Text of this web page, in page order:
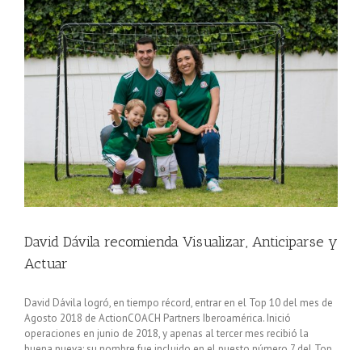
David Dávila recomienda Visualizar, Anticiparse y
Actuar
David Dávila logró, en tiempo récord, entrar en el Top 10 del mes de
Agosto 2018 de ActionCOACH Partners Iberoamérica. Inició
operaciones en junio de 2018, y apenas al tercer mes recibió la